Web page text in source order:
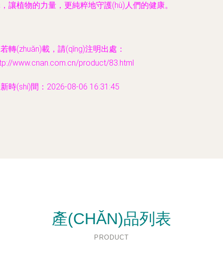
讓植物的力量，更純粹地守護(hù)人們的健康。
轉(zhuǎn)載，請(qǐng)注明出處：
www.cnan.com.cn/product/83.html
時(shí)間：2026-08-06 16:31:45
產(CHǍN)品列表
PRODUCT